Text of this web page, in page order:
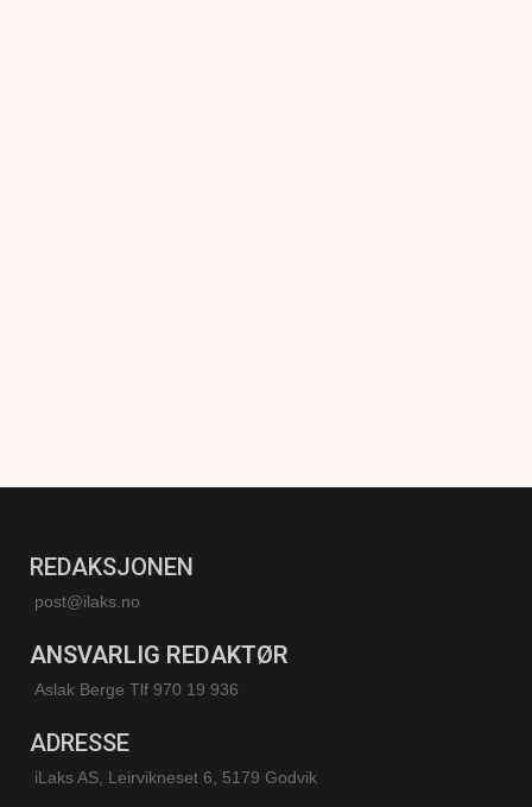
REDAKSJONEN
post@ilaks.no
ANSVARLIG REDAKTØR
Aslak Berge Tlf 970 19 936
ADRESSE
iLaks AS, Leirvikneset 6, 5179 Godvik